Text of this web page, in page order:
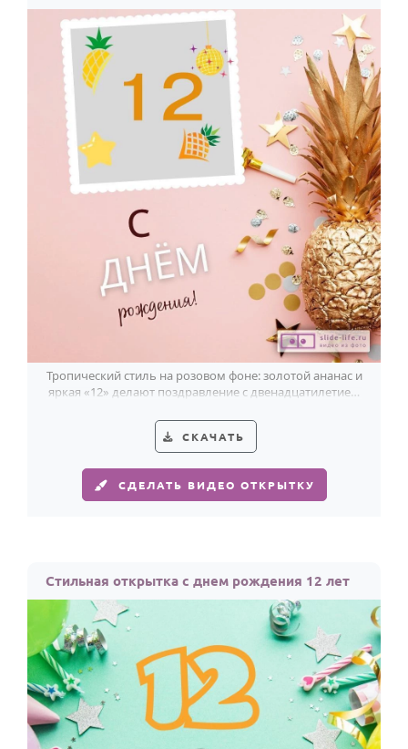
Тропический стиль на розовом фоне: золотой ананас и
яркая «12» делают поздравление с двенадцатилетием
СКАЧАТЬ
СДЕЛАТЬ ВИДЕО ОТКРЫТКУ
Стильная открытка с днем рождения 12 лет